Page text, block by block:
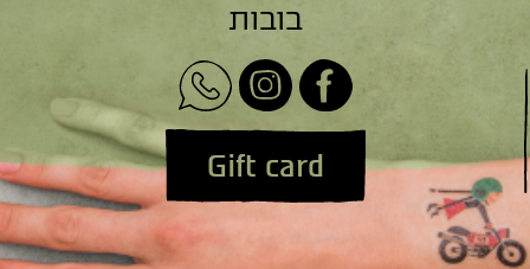
בובות
Gift card